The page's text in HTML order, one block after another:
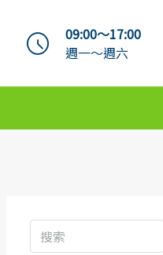
09:00～17:00
週一～週六